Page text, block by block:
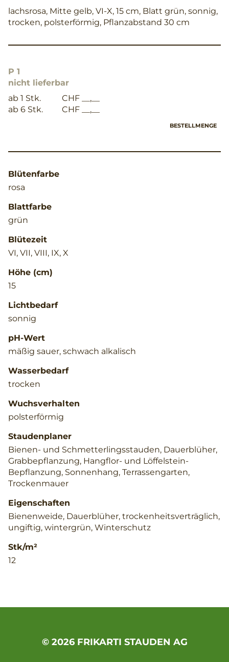
lachsrosa, Mitte gelb, VI-X, 15 cm, Blatt grün, sonnig,
trocken, polsterförmig, Pflanzabstand 30 cm
P 1
nicht lieferbar
ab 1 Stk.
CHF __,__
ab 6 Stk.
CHF __,__
BESTELLMENGE
Blütenfarbe
rosa
Blattfarbe
grün
Blütezeit
VI, VII, VIII, IX, X
Höhe (cm)
15
Lichtbedarf
sonnig
pH-Wert
mäßig sauer, schwach alkalisch
Wasserbedarf
trocken
Wuchsverhalten
polsterförmig
Staudenplaner
Bienen- und Schmetterlingsstauden, Dauerblüher,
Grabbepflanzung, Hangflor- und Löffelstein-
Bepflanzung, Sonnenhang, Terrassengarten,
Trockenmauer
Eigenschaften
Bienenweide, Dauerblüher, trockenheitsverträglich,
ungiftig, wintergrün, Winterschutz
Stk/m²
12
© 2026 FRIKARTI STAUDEN AG